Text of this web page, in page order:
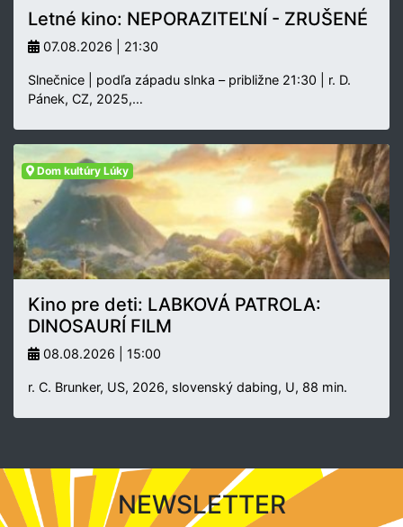
Letné kino: NEPORAZITEĽNÍ - ZRUŠENÉ
07.08.2026 | 21:30
Slnečnice | podľa západu slnka – približne 21:30 | r. D.
Pánek, CZ, 2025,…
Dom kultúry Lúky
Kino pre deti: LABKOVÁ PATROLA:
DINOSAURÍ FILM
08.08.2026 | 15:00
r. C. Brunker, US, 2026, slovenský dabing, U, 88 min.
NEWSLETTER